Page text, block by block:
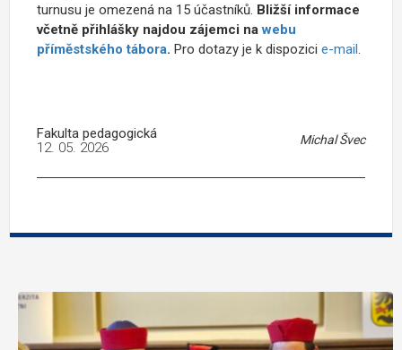
turnusu je omezená na 15 účastníků. Bližší informace
včetně přihlášky najdou zájemci nawebu
příměstského tábora. Pro dotazy je k dispozici e-mail.
Fakulta pedagogická Michal Švec
12. 05. 2026